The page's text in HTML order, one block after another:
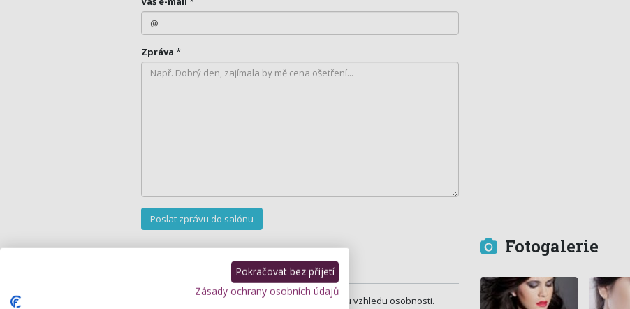
Zpráva *
Podrobný popis
Zabýváme se vizážistikou, stylistikou a proměnou vzhledu osobnosti.
Fotogalerie
Pokračovat bez přijetí
Zásady ochrany osobních údajů